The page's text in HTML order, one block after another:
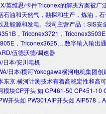
英维思/卡件Triconex的解决方案被广
石油和天然气，勘探和生产，炼油，
及能源和发电。我司主营产品：SIS安
，Triconex3721，Triconex3503E
，Triconex3625….数字输入输出
伍德沃德/调速器
日本/安川电机
日本/横河Yokogawa横河电机集团创
东京.横河计测技术有着高稳定性和高
模块CP开头 如 CP461-50 CP451-10
开头如 PW301AIP开头如 AIP578，